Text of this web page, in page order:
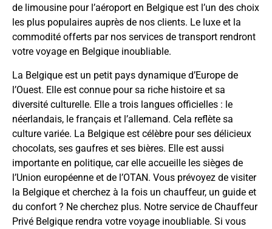
de limousine pour l’aéroport en Belgique est l’un des choix
les plus populaires auprès de nos clients. Le luxe et la
commodité offerts par nos services de transport rendront
votre voyage en Belgique inoubliable.
La Belgique est un petit pays dynamique d’Europe de
l’Ouest. Elle est connue pour sa riche histoire et sa
diversité culturelle. Elle a trois langues officielles : le
néerlandais, le français et l’allemand. Cela reflète sa
culture variée. La Belgique est célèbre pour ses délicieux
chocolats, ses gaufres et ses bières. Elle est aussi
importante en politique, car elle accueille les sièges de
l’Union européenne et de l’OTAN. Vous prévoyez de visiter
la Belgique et cherchez à la fois un chauffeur, un guide et
du confort ? Ne cherchez plus. Notre service de Chauffeur
Privé Belgique rendra votre voyage inoubliable. Si vous